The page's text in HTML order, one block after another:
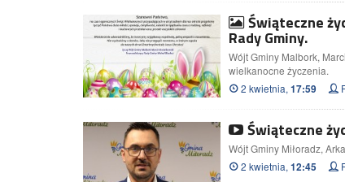
Świąteczne
Rady Gminy.
Wójt Gminy Malbork,
wielkanocne życzenia.
2 kwietnia, 17:59
Świąteczne
Wójt Gminy Miłoradz,
2 kwietnia, 12:45